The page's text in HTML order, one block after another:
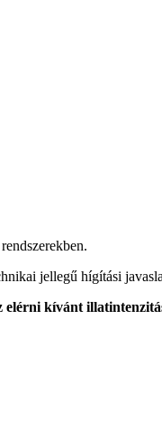
jellegű hígítási
elérni kívánt